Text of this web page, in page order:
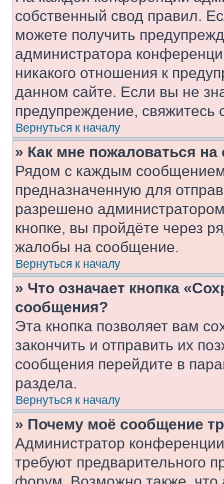
собственный свод правил.
можете получить
администратора
никакого отношения к
данном сайте. Если вы не
предупреждение,
Вернуться к началу
» Как мне пожаловаться
Рядом с каждым сообщением
предназначенную для
разрешено
кнопке, вы пройдёте через
жалобы на сообщение.
Вернуться к началу
» Что означает кнопка
сообщения?
Эта кнопка позволяет вам
закончить и отправить их
сообщения перейдите в
раздела.
Вернуться к началу
» Почему моё сообщение
Администратор
требуют предварительного